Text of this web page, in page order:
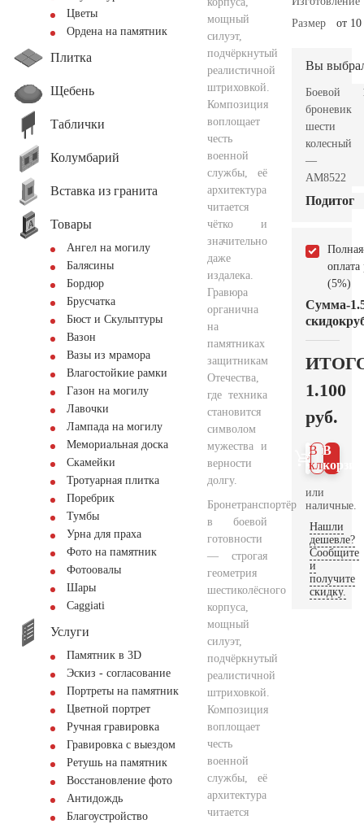
Цветы
Ордена на памятник
Плитка
Щебень
Таблички
Колумбарий
Вставка из гранита
Товары
Ангел на могилу
Балясины
Бордюр
Брусчатка
Бюст и Скульптуры
Вазон
Вазы из мрамора
Влагостойкие рамки
Газон на могилу
Лавочки
Лампада на могилу
Мемориальная доска
Скамейки
Тротуарная плитка
Поребрик
Тумбы
Урна для праха
Фото на памятник
Фотоовалы
Шары
Сaggiati
Услуги
Памятник в 3D
Эскиз - согласование
Портреты на памятник
Цветной портрет
Ручная гравировка
Гравировка с выездом
Ретушь на памятник
Восстановление фото
Антидождь
Благоустройство
мощный
силуэт,
подчёркнутый
реалистичной
штриховкой.
Композиция
воплощает
честь
военной
службы, её
архитектура
читается
чётко и
значительно
даже
издалека.
Гравюра
органична
на
памятниках
защитникам
Отечества,
где техника
становится
символом
мужества и
верности
долгу.
Бронетранспортёр
в боевой
готовности
— строгая
геометрия
шестиколёсного
корпуса,
мощный
силуэт,
подчёркнутый
реалистичной
штриховкой.
Композиция
воплощает
честь
военной
службы, её
архитектура
читается
Размер
от
Вы
Боевой
броневик
шести
колесный
—
AM8522
Подитог
Полная
оплата
(5%)
Сумма
скидок
-
1.100
руб.
В
В 1
клик
или
наличные.
Нашли
дешевле?
Сообщите
и
получите
скидку.